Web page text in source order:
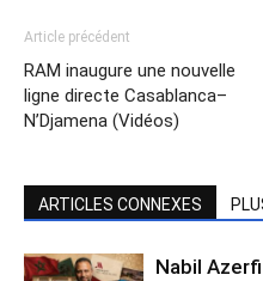
Article précédent
RAM inaugure une nouvelle
ligne directe Casablanca–
N’Djamena (Vidéos)
ARTICLES CONNEXES
Nabil